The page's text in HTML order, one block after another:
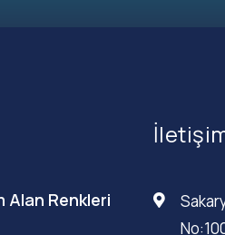
Alan Renkleri